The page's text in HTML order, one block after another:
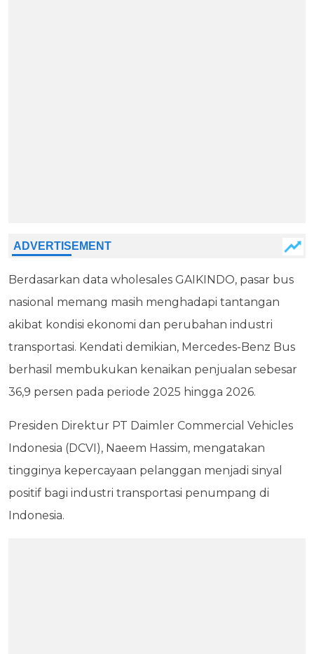
Berdasarkan data wholesales GAIKINDO, pasar bus
nasional memang masih menghadapi tantangan
akibat kondisi ekonomi dan perubahan industri
transportasi. Kendati demikian, Mercedes-Benz Bus
berhasil membukukan kenaikan penjualan sebesar
36,9 persen pada periode 2025 hingga 2026.
Presiden Direktur PT Daimler Commercial Vehicles
Indonesia (DCVI), Naeem Hassim, mengatakan
tingginya kepercayaan pelanggan menjadi sinyal
positif bagi industri transportasi penumpang di
Indonesia.